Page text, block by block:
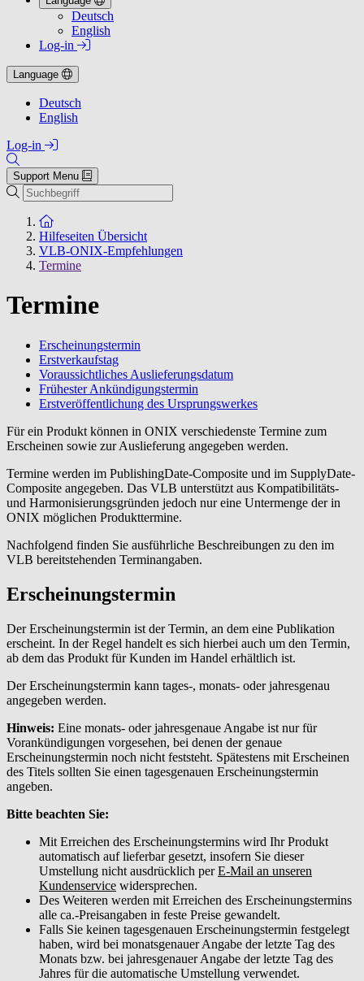
Deutsch
English
Log-in
Language
Deutsch
English
Log-in
Support Menu
Suchen
Zur Startseite
Hilfeseiten Übersicht
VLB-ONIX-Empfehlungen
Termine
Termine
Erscheinungstermin
Erstverkaufstag
Voraussichtliches Auslieferungsdatum
Frühester Ankündigungstermin
Erstveröffentlichung des Ursprungswerkes
Für ein Produkt können in ONIX verschiedenste Termine zum
Erscheinen sowie zur Auslieferung angegeben werden.
Termine werden im PublishingDate-Composite und im SupplyDate-
Composite angegeben. Das VLB unterstützt aus Kompatibilitäts-
und Harmonisierungsgründen jedoch nur eine Untermenge der in
ONIX möglichen Produkttermine.
Nachfolgend finden Sie ausführliche Beschreibungen zu den im
VLB bereitstehenden Terminangaben.
Erscheinungstermin
Der Erscheinungstermin ist der Termin, an dem eine Publikation
erscheint. In der Regel handelt es sich hierbei auch um den Termin,
ab dem das Produkt für Kunden im Handel erhältlich ist.
Der Erscheinungstermin kann tages-, monats- oder jahresgenau
angegeben werden.
Hinweis: Eine monats- oder jahresgenaue Angabe ist nur für
Vorankündigungen vorgesehen, bei denen der genaue
Erscheinungstermin noch nicht feststeht. Spätestens mit Erscheinen
des Titels sollten Sie einen tagesgenauen Erscheinungstermin
angeben.
Bitte beachten Sie:
Mit Erreichen des Erscheinungstermins wird Ihr Produkt
automatisch auf lieferbar gesetzt, insofern Sie dieser
Umstellung nicht ausdrücklich perE-Mail an unseren
Kundenservice widersprechen.
Des Weiteren werden mit Erreichen des Erscheinungstermins
alle ca.-Preisangaben in feste Preise gewandelt.
Falls Sie keinen tagesgenauen Erscheinungstermin festgelegt
haben, wird bei monatsgenauer Angabe der letzte Tag des
Monats bzw. bei jahresgenauer Angabe der letzte Tag des
Jahres für die automatische Umstellung verwendet.